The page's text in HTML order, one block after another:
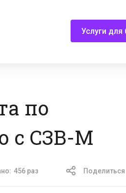
Услуги для
по
с СЗВ-М
456 раз Поделиться